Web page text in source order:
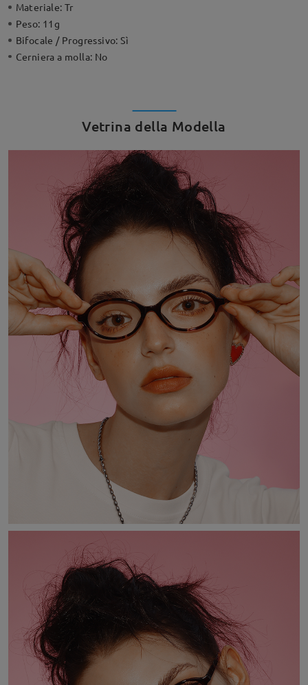
Materiale:Tr
Peso: 11g
Bifocale / Progressivo:Sì
Cerniera a molla: No
Vetrina della Modella